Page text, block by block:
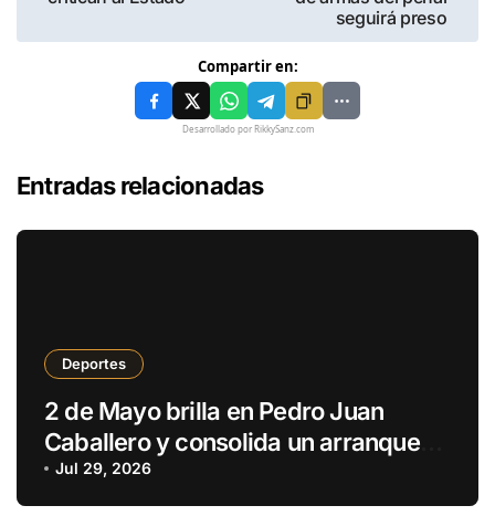
seguirá preso
Compartir en:
Desarrollado por RikkySanz.com
Entradas relacionadas
Deportes
2 de Mayo brilla en Pedro Juan
Caballero y consolida un arranque
con puntaje perfecto
Jul 29, 2026